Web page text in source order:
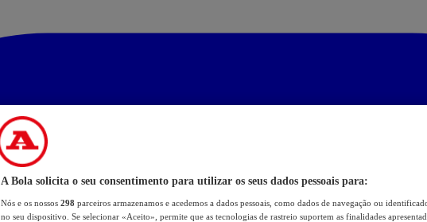
A Bola solicita o seu consentimento para utilizar os seus dados pessoais para:
Nós e os nossos 298 parceiros armazenamos e acedemos a dados pessoais, como dados de navegação ou
no seu dispositivo. Se selecionar «Aceito», permite que as tecnologias de rastreio suportem as finalidades